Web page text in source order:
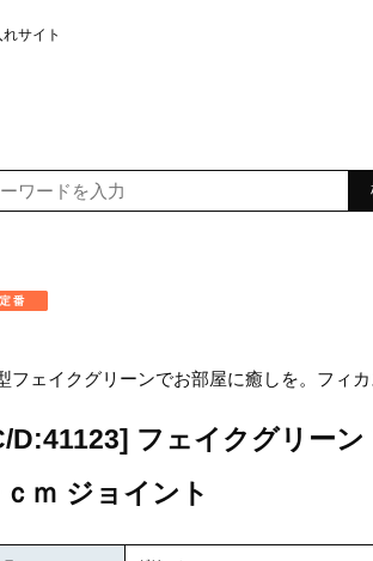
サイト
フェイクグリーンでお部屋に癒しを。フィ
D:41123] フェイクグリーン
ｃｍ ジョイント